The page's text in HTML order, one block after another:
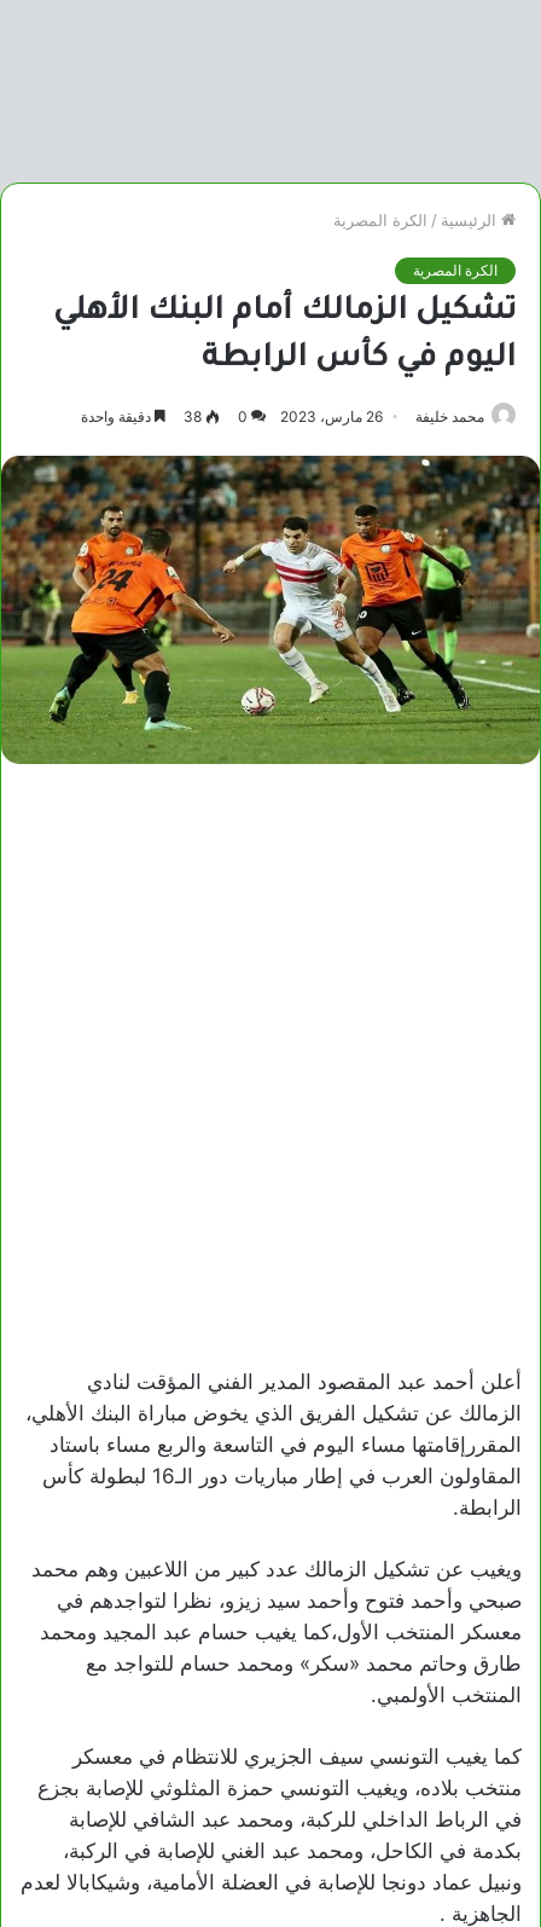
الرئيسية / الكرة المصرية
الكرة المصرية
تشكيل الزمالك أمام البنك الأهلي
اليوم في كأس الرابطة
محمد خليفة 26 مارس، 2023 0
38 دقيقة واحدة
أعلن أحمد عبد المقصود المدير الفني المؤقت لنادي
الزمالك عن تشكيل الفريق الذي يخوض مباراة البنك الأهلي،
المقررإقامتها مساء اليوم في التاسعة والربع مساء باستاد
المقاولون العرب في إطار مباريات دور الـ16 لبطولة كأس
الرابطة.
ويغيب عن تشكيل الزمالك عدد كبير من اللاعبين وهم محمد
صبحي وأحمد فتوح وأحمد سيد زيزو، نظرا لتواجدهم في
معسكر المنتخب الأول،كما يغيب حسام عبد المجيد ومحمد
طارق وحاتم محمد «سكر» ومحمد حسام للتواجد مع
المنتخب الأولمبي.
كما يغيب التونسي سيف الجزيري للانتظام في معسكر
منتخب بلاده، ويغيب التونسي حمزة المثلوثي للإصابة بجزع
في الرباط الداخلي للركبة، ومحمد عبد الشافي للإصابة
بكدمة في الكاحل، ومحمد عبد الغني للإصابة في الركبة،
ونبيل عماد دونجا للإصابة في العضلة الأمامية، وشيكابالا لعدم
الجاهزية .